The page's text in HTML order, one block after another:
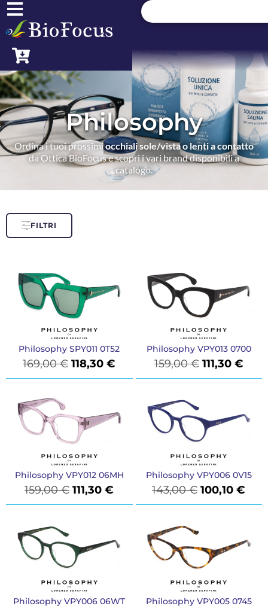
Philosophy
Ordina i tuoi prossimiocchiali sole/vista o lenti a contatto
da Ottica BioFocus e scopri i vari brand disponibili a
catalogo.
FILTRI
Philosophy SPY011 0T52
169,00€ 118,30€
Philosophy VPY013 0700
159,00€ 111,30 €
Philosophy VPY012 06MH
159,00€ 111,30€
Philosophy VPY006 0V15
143,00€ 100,10€
Philosophy VPY006 06WT Philosophy VPY005 0745